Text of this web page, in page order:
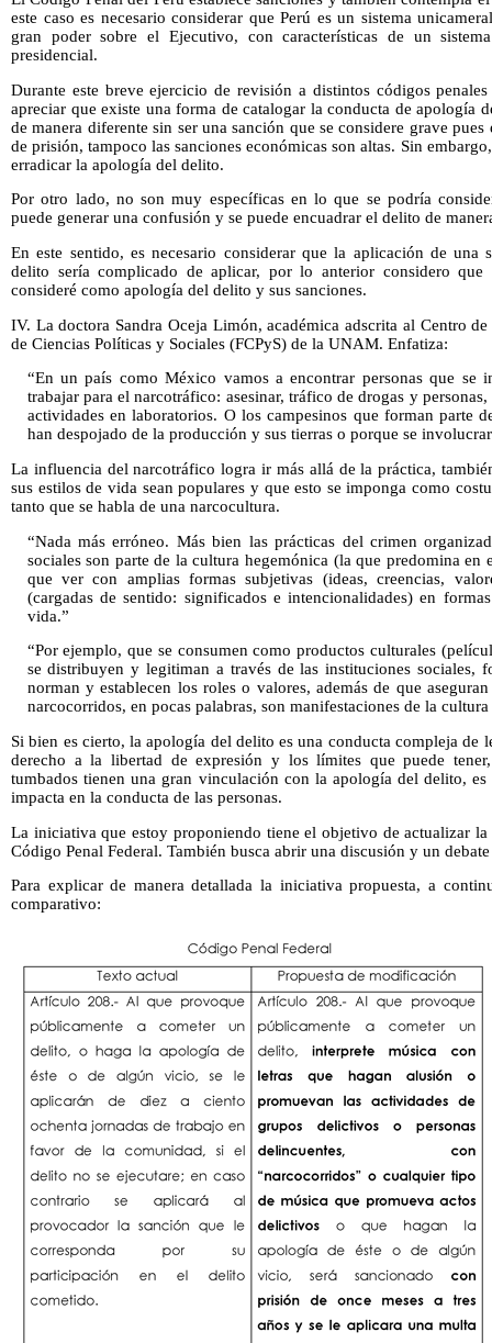
este caso es necesario considerar que Perú es un sistema
gran poder sobre el Ejecutivo, con características de un
presidencial.
Durante este breve ejercicio de revisión a distintos códigos
apreciar que existe una forma de catalogar la conducta de apología
de manera diferente sin ser una sanción que se considere grave
de prisión, tampoco las sanciones económicas son altas. Sin
erradicar la apología del delito.
Por otro lado, no son muy específicas en lo que se podría
puede generar una confusión y se puede encuadrar el delito de
En este sentido, es necesario considerar que la aplicación de una
delito sería complicado de aplicar, por lo anterior considero
consideré como apología del delito y sus sanciones.
IV. La doctora Sandra Oceja Limón, académica adscrita al Centro
de Ciencias Políticas y Sociales (FCPyS) de la UNAM. Enfatiza:
“En un país como México vamos a encontrar personas que se
trabajar para el narcotráfico: asesinar, tráfico de drogas y
actividades en laboratorios. O los campesinos que forman parte
han despojado de la producción y sus tierras o porque se
La influencia del narcotráfico logra ir más allá de la práctica,
sus estilos de vida sean populares y que esto se imponga como
tanto que se habla de una narcocultura.
“Nada más erróneo. Más bien las prácticas del crimen
sociales son parte de la cultura hegemónica (la que predomina en
que ver con amplias formas subjetivas (ideas, creencias,
(cargadas de sentido: significados e intencionalidades) en
vida.”
“Por ejemplo, que se consumen como productos culturales
se distribuyen y legitiman a través de las instituciones sociales,
norman y establecen los roles o valores, además de que
narcocorridos, en pocas palabras, son manifestaciones de la
Si bien es cierto, la apología del delito es una conducta compleja de
derecho a la libertad de expresión y los límites que puede
tumbados tienen una gran vinculación con la apología del delito,
impacta en la conducta de las personas.
La iniciativa que estoy proponiendo tiene el objetivo de actualizar
Código Penal Federal. También busca abrir una discusión y un
Para explicar de manera detallada la iniciativa propuesta, a
comparativo: